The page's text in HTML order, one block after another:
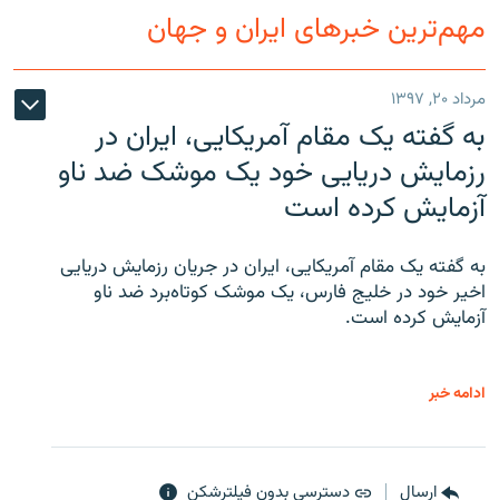
مهم‌ترین خبرهای ایران و جهان
مرداد ۲۰, ۱۳۹۷
به گفته یک مقام آمریکایی، ایران در
رزمایش دریایی خود یک موشک ضد ناو
آزمایش کرده است
به گفته یک مقام آمریکایی، ایران در جریان رزمایش دریایی
اخیر خود در خلیج فارس، یک موشک کوتاه‌برد ضد ناو
آزمایش کرده است.
ادامه خبر
ارسال دسترسی بدون فیلترشکن